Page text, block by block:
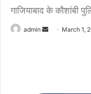
गाजियाबाद के कौशांबी
admin March 1,